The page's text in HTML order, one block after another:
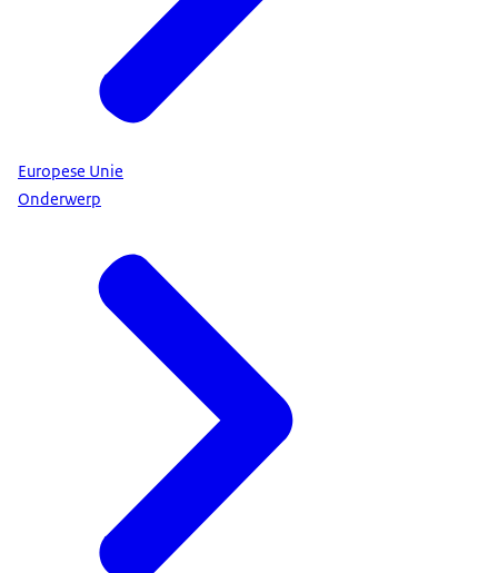
Europese Unie
Onderwerp